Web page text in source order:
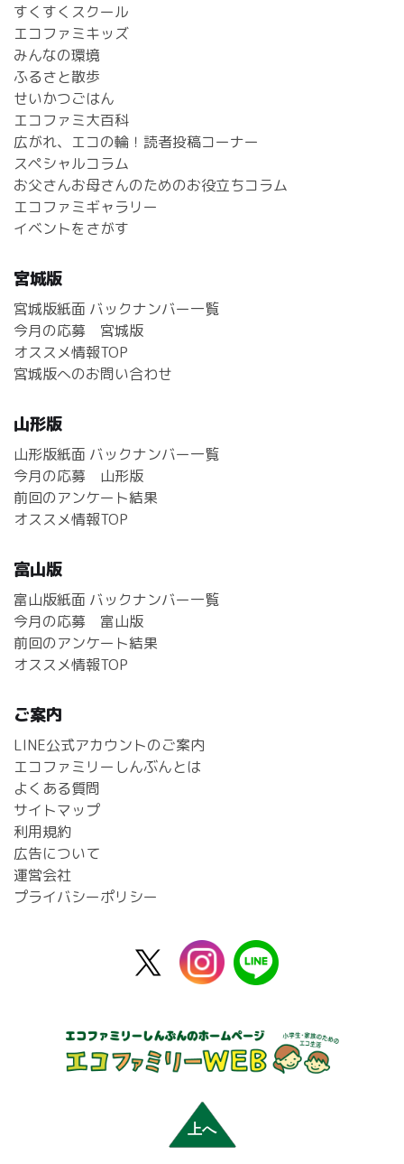
すくすくスクール
エコファミキッズ
みんなの環境
ふるさと散歩
せいかつごはん
エコファミ大百科
広がれ、エコの輪！読者投稿コーナー
スペシャルコラム
お父さんお母さんのためのお役立ちコラム
エコファミギャラリー
イベントをさがす
宮城版
宮城版紙面 バックナンバー一覧
今月の応募 宮城版
オススメ情報TOP
宮城版へのお問い合わせ
山形版
山形版紙面 バックナンバー一覧
今月の応募 山形版
前回のアンケート結果
オススメ情報TOP
富山版
富山版紙面 バックナンバー一覧
今月の応募 富山版
前回のアンケート結果
オススメ情報TOP
ご案内
LINE公式アカウントのご案内
エコファミリーしんぶんとは
よくある質問
サイトマップ
利用規約
広告について
運営会社
プライバシーポリシー
instagram
上へ